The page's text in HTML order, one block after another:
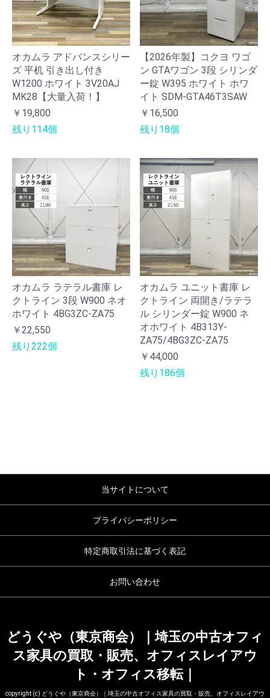
オカムラ アドバンスシリー
ズ 平机 引き出し付き
W1200 ホワイト 3V20AJ
MK28【大量入荷！】
￥19,800
残り114個
【2026年製】コクヨ ワゴ
ン GTAワゴン 3段 シリンダ
ー錠 W395 ホワイト ホワ
イト SDM-GTA46T3SAW
￥16,500
残り18個
オカムラ ラテラル書庫 レ
クトライン 3段 W900 ネオ
ホワイト 4BG3ZC-ZA75
￥22,550
残り222個
オカムラ ユニット書庫 レ
クトライン 両開き/ラテラ
ル シリンダー錠 W900 ネ
オホワイト 4B313Y-
ZA75/4BG3ZC-ZA75
￥44,000
残り186個
当サイトについて
プライバシーポリシー
特定商取引法に基づく表記
お問い合わせ
どうぐや（東京商会）｜埼玉の中古オフィ
ス家具の買取・販売、オフィスレイアウ
ト・オフィス移転｜
copyright (c) どうぐや（東京商会）｜埼玉の中古オフィス家具の買取・販売、オフィスレイアウ